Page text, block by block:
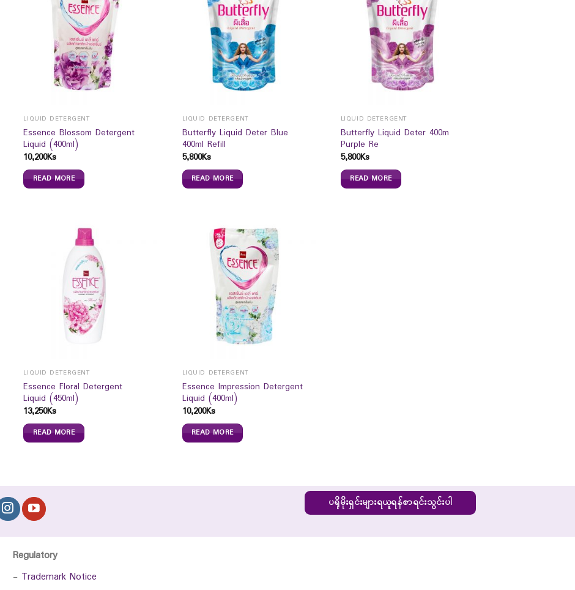
LIQUID DETERGENT
Essence Blossom Detergent
Liquid (400ml)
10,200Ks
READ MORE
LIQUID DETERGENT
Butterfly Liquid Deter Blue
400ml Refill
5,800Ks
READ MORE
LIQUID DETERGENT
Butterfly Liquid Deter 400m
Purple Re
5,800Ks
READ MORE
LIQUID DETERGENT
Essence Floral Detergent
Liquid (450ml)
13,250Ks
READ MORE
LIQUID DETERGENT
Essence Impression Detergent
Liquid (400ml)
10,200Ks
READ MORE
ပရိုမိုးရှင်းများရယူရန်စာရင်းသွင်းပါ
Regulatory
- Trademark Notice